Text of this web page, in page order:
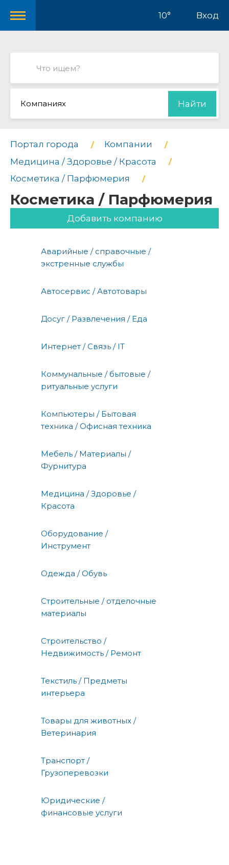
10° Вход
Компаниях Найти
Портал города
Компании
Медицина / Здоровье / Красота
Косметика / Парфюмерия
Косметика / Парфюмерия
Добавить компанию
Аварийные / справочные /
экстренные службы
Автосервис / Автотовары
Досуг / Развлечения / Еда
Интернет / Связь / IT
Коммунальные / бытовые /
ритуальные услуги
Компьютеры / Бытовая
техника / Офисная техника
Мебель / Материалы /
Фурнитура
Медицина / Здоровье /
Красота
Оборудование /
Инструмент
Одежда / Обувь
Строительные / отделочные
материалы
Строительство /
Недвижимость / Ремонт
Текстиль / Предметы
интерьера
Товары для животных /
Ветеринария
Транспорт /
Грузоперевозки
Юридические /
финансовые услуги